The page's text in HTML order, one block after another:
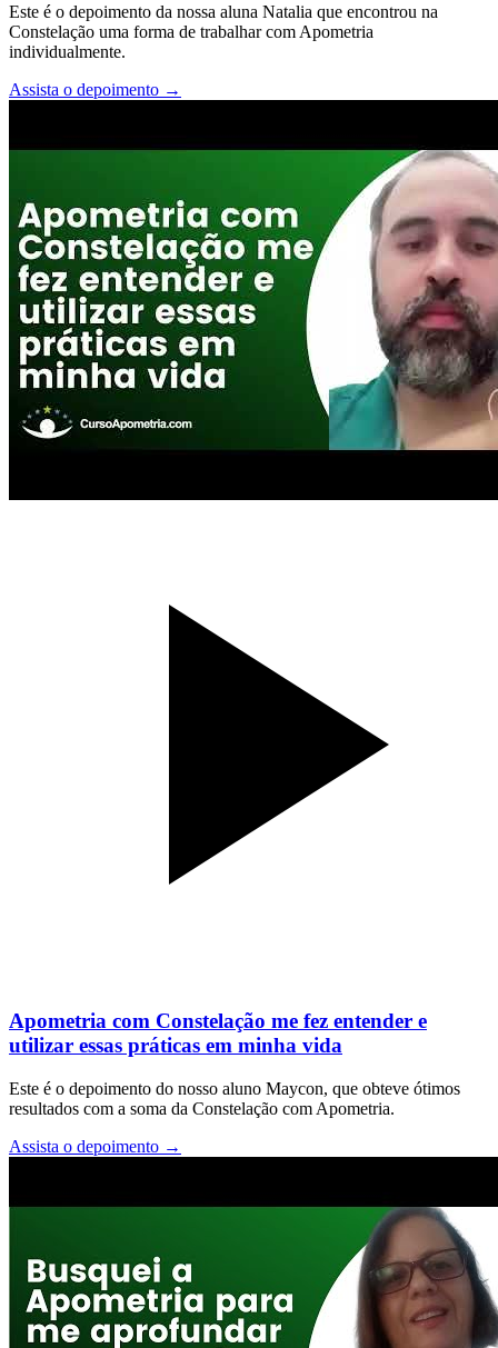
Este é o depoimento da nossa aluna Natalia que encontrou na
Constelação uma forma de trabalhar com Apometria
individualmente.
Assista o depoimento →
Apometria com Constelação me fez entender e
utilizar essas práticas em minha vida
Este é o depoimento do nosso aluno Maycon, que obteve ótimos
resultados com a soma da Constelação com Apometria.
Assista o depoimento →